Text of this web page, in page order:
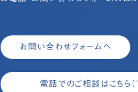
お問い合わせフォームへ
電話でのご相談はこちら